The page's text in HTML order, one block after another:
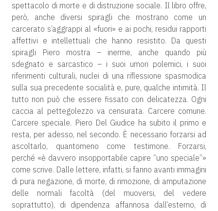
spettacolo di morte e di distruzione sociale. Il libro offre,
però, anche diversi spiragli che mostrano come un
carcerato s’aggrappi al «fuori» e ai pochi, residui rapporti
affettivi e intellettuali che hanno resistito. Da questi
spiragli Piero mostra – inerme, anche quando più
sdegnato e sarcastico – i suoi umori polemici, i suoi
riferimenti culturali, nuclei di una riflessione spasmodica
sulla sua precedente socialità e, pure, qualche intimità. Il
tutto non può che essere fissato con delicatezza. Ogni
caccia al pettegolezzo va censurata. Carcere comune.
Carcere speciale. Piero Del Giudice ha subito il primo e
resta, per adesso, nel secondo. È necessario forzarsi ad
ascoltarlo, quantomeno come testimone. Forzarsi,
perché «è davvero insopportabile capire “uno speciale”»
come scrive. Dalle lettere, infatti, si fanno avanti immagini
di pura negazione, di morte, di rimozione, di amputazione
delle normali facoltà (del muoversi, del vedere
soprattutto), di dipendenza affannosa dall’esterno, di